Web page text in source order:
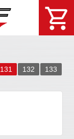
131 132
133